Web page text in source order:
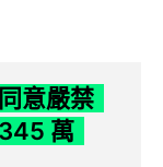
意嚴禁
萬